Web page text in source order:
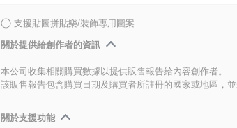
支援貼圖拼貼樂/裝飾專用圖案
關於提供給創作者的資訊
本公司收集相關購買數據以提供販售報告給內容創作者。
該販售報告包含購買日期及購買者所註冊的國家或地區，
關於支援功能